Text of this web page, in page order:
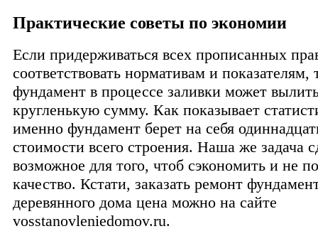
Практические советы по экономии
Если придерживаться всех прописанных
соответствовать нормативам и показателям,
фундамент в процессе заливки может
кругленькую сумму. Как показывает
именно фундамент берет на себя
стоимости всего строения. Наша же задача
возможное для того, чтоб сэкономить и не
качество. Кстати, заказать ремонт
деревянного дома цена можно на сайте
vosstanovleniedomov.ru.